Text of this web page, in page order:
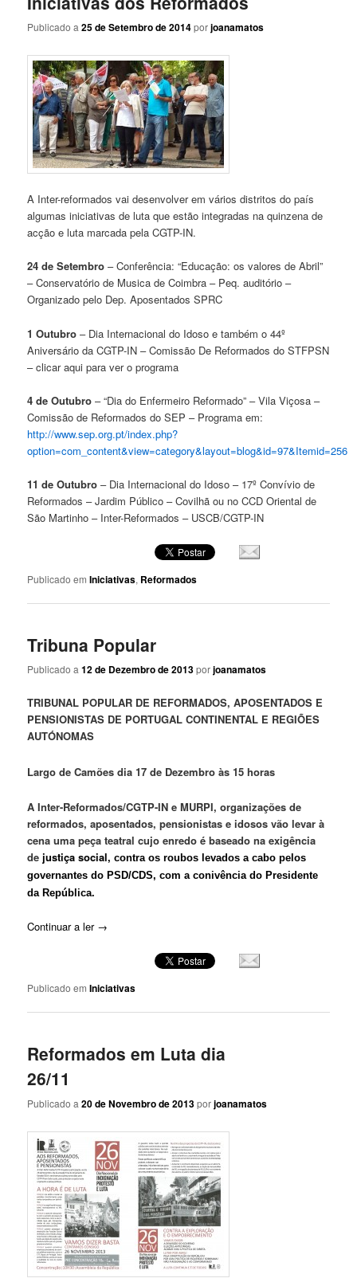
Publicado a25 de Setembro de 2014porjoanamatos
A Inter-reformados vai desenvolver em vários distritos do país
algumas iniciativas de luta que estão integradas na quinzena de
acção e luta marcada pela CGTP-IN.
24 de Setembro – Conferência: “Educação: os valores de Abril”
– Conservatório de Musica de Coimbra – Peq. auditório –
Organizado pelo Dep. Aposentados SPRC
1 Outubro – Dia Internacional do Idoso e também o 44º
Aniversário da CGTP-IN – Comissão De Reformados do STFPSN
– clicar aqui para ver o programa
4 de Outubro – “Dia do Enfermeiro Reformado” – Vila Viçosa –
Comissão de Reformados do SEP – Programa em:
http://www.sep.org.pt/index.php?
option=com_content&view=category&layout=blog&id=97&Itemid=256
11 de Outubro – Dia Internacional do Idoso – 17º Convívio de
Reformados – Jardim Público – Covilhã ou no CCD Oriental de
São Martinho – Inter-Reformados – USCB/CGTP-IN
Publicado em Iniciativas, Reformados
Tribuna Popular
Publicado a12 de Dezembro de 2013porjoanamatos
TRIBUNAL POPULAR DE REFORMADOS, APOSENTADOS E
PENSIONISTAS DE PORTUGAL CONTINENTAL E REGIÕES
AUTÓNOMAS
Largo de Camões dia 17 de Dezembro às 15 horas
A Inter-Reformados/CGTP-IN e MURPI, organizações de
reformados, aposentados, pensionistas e idosos vão levar à
cena uma peça teatral cujo enredo é baseado na exigência
de justiça social,contra os roubos levados a cabo pelos
governantes do PSD/CDS, com a conivência do Presidente
da República.
Continuar a ler →
Publicado em Iniciativas
Reformados em Luta dia
26/11
Publicado a20 de Novembro de 2013porjoanamatos